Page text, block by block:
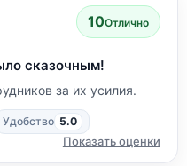
10Отлично
сказочным!
за их усилия.
Удобство 5.0
Показать оценки